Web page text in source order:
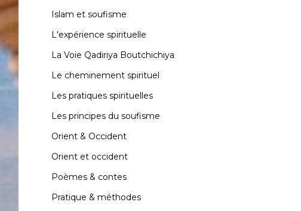
Islam et soufisme
L'expérience spirituelle
La Voie Qadiriya Boutchichiya
Le cheminement spirituel
Les pratiques spirituelles
Les principes du soufisme
Orient & Occident
Orient et occident
Poèmes & contes
Pratique & méthodes